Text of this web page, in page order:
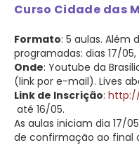
Curso Cidade das
Formato: 5 aulas. Além
programadas: dias 17/
Onde: Youtube da
(link por e-mail). Lives
Link de Inscrição: http://
até 16/05.
As aulas iniciam dia 17/
de confirmação ao final